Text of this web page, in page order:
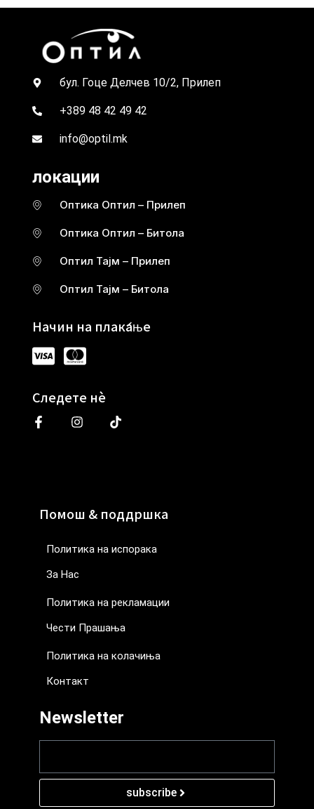
бул. Гоце Делчев 10/2, Прилеп
+389 48 42 49 42
info@optil.mk
локации
Оптика Оптил – Прилеп
Оптика Оптил – Битола
Оптил Тајм – Прилеп
Оптил Тајм – Битола
Начин на плаќање
Следете нè
Помош & поддршка
Политика на испорака
За Нас
Политика на рекламации
Чести Прашања
Политика на колачиња
Контакт
Newsletter
subscribe